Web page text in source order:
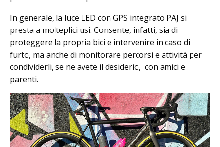
In generale, la luce LED con GPS integrato PAJ si
presta a molteplici usi. Consente, infatti, sia di
proteggere la propria bici e intervenire in caso di
furto, ma anche di monitorare percorsi e attività per
condividerli, se ne avete il desiderio, con amici e
parenti.